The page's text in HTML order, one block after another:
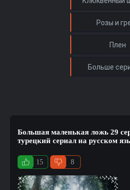
Большая маленькая ложь 29
турецкий сериал на русском
15 8